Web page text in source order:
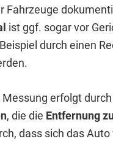
Fahrzeuge
ist ggf. sogar vor
durch einen
erfolgt durch
, die die Entfernung
dass sich das